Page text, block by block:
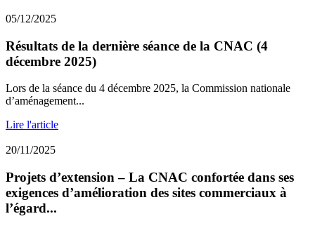
05/12/2025
Résultats de la dernière séance de la CNAC (4
décembre 2025)
Lors de la séance du 4 décembre 2025, la Commission nationale
d’aménagement...
Lire l'article
20/11/2025
Projets d’extension – La CNAC confortée dans ses
exigences d’amélioration des sites commerciaux à
l’égard...